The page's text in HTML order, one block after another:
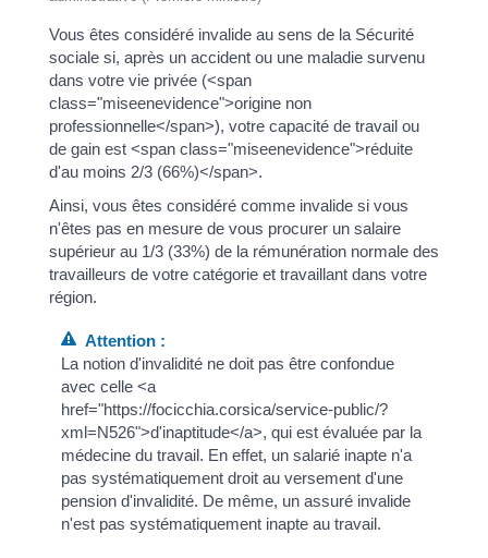
Vous êtes considéré invalide au sens de la Sécurité
sociale si, après un accident ou une maladie survenu
dans votre vie privée (<span
class="miseenevidence">origine non
professionnelle</span>), votre capacité de travail ou
de gain est <span class="miseenevidence">réduite
d'au moins 2/3 (66%)</span>.
Ainsi, vous êtes considéré comme invalide si vous
n'êtes pas en mesure de vous procurer un salaire
supérieur au 1/3 (33%) de la rémunération normale des
travailleurs de votre catégorie et travaillant dans votre
région.
Attention :
La notion d'invalidité ne doit pas être confondue
avec celle <a
href="https://focicchia.corsica/service-public/?
xml=N526">d'inaptitude</a>, qui est évaluée par la
médecine du travail. En effet, un salarié inapte n'a
pas systématiquement droit au versement d'une
pension d'invalidité. De même, un assuré invalide
n'est pas systématiquement inapte au travail.